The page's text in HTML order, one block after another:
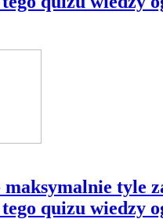
maksymalnie tyle
quizu wiedzy